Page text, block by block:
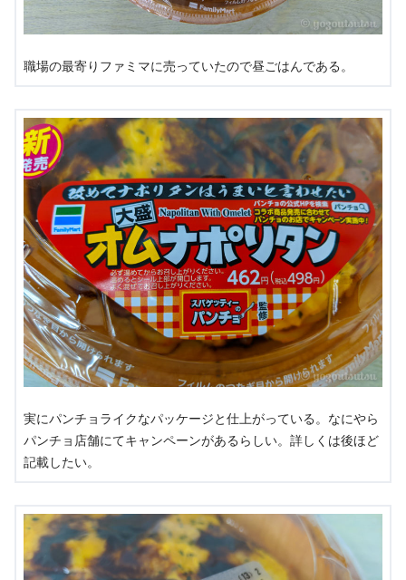
職場の最寄りファミマに売っていたので昼ごはんである。
実にパンチョライクなパッケージと仕上がっている。なにやら
パンチョ店舗にてキャンペーンがあるらしい。詳しくは後ほど
記載したい。